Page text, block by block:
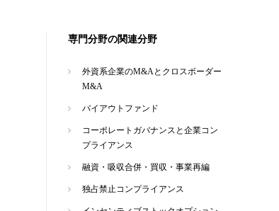
専門分野の関連分野
外資系企業のM&Aとクロスボーダー
M&A
バイアウトファンド
コーポレートガバナンスと企業コン
プライアンス
融資・吸収合併・買収・事業再編
独占禁止コンプライアンス